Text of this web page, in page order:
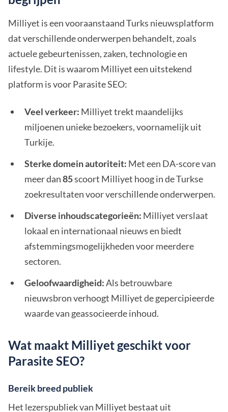
Milliyet is een vooraanstaand Turks nieuwsplatform
dat verschillende onderwerpen behandelt, zoals
actuele gebeurtenissen, zaken, technologie en
lifestyle. Dit is waarom Milliyet een uitstekend
platform is voor Parasite SEO:
Veel verkeer: Milliyet trekt maandelijks
miljoenen unieke bezoekers, voornamelijk uit
Turkije.
Sterke domein autoriteit: Met een DA-score van
meer dan85scoort Milliyet hoog in de Turkse
zoekresultaten voor verschillende onderwerpen.
Diverse inhoudscategorieën: Milliyet verslaat
lokaal en internationaal nieuws en biedt
afstemmingsmogelijkheden voor meerdere
sectoren.
Geloofwaardigheid:Als betrouwbare
nieuwsbron verhoogt Milliyet de gepercipieerde
waarde van geassocieerde inhoud.
Wat maakt Milliyet geschikt voor
Parasite SEO?
Bereik breed publiek
Het lezerspubliek van Milliyet bestaat uit